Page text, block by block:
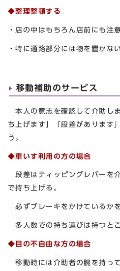
◆整理整頓する
・店の中はもちろん店前にも注
・特に通路部分には物を置かない
移動補助のサービス
本人の意志を確認して介助し
ち上げます」「段差があります
う。
◆車いす利用の方の場合
段差はティッピングレバーを
で持ち上げる。
必ずブレーキをかけているか
多人数での持ち運びは持つと
◆目の不自由な方の場合
移動時には介助者の腕を持っ